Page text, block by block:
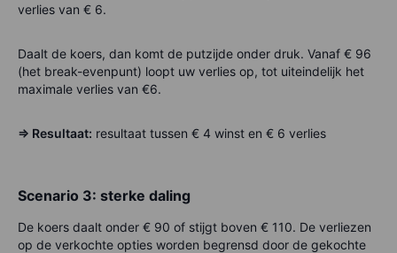
verlies van € 6.
Daalt de koers, dan komt de putzijde onder druk. Vanaf € 96
(het break-evenpunt) loopt uw verlies op, tot uiteindelijk het
maximale verlies van €6.
=> Resultaat: resultaat tussen € 4 winst en € 6 verlies
Scenario 3: sterke daling
De koers daalt onder € 90 of stijgt boven € 110. De verliezen
op de verkochte opties worden begrensd door de gekochte